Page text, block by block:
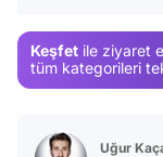
Keşfet ile ziyaret
tüm kategorileri
Uğur